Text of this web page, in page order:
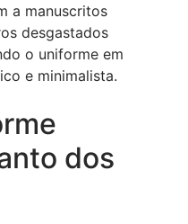
a manuscritos
desgastados
o uniforme em
e minimalista.
dos